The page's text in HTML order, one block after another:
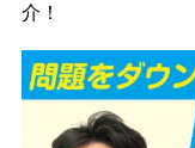
介！